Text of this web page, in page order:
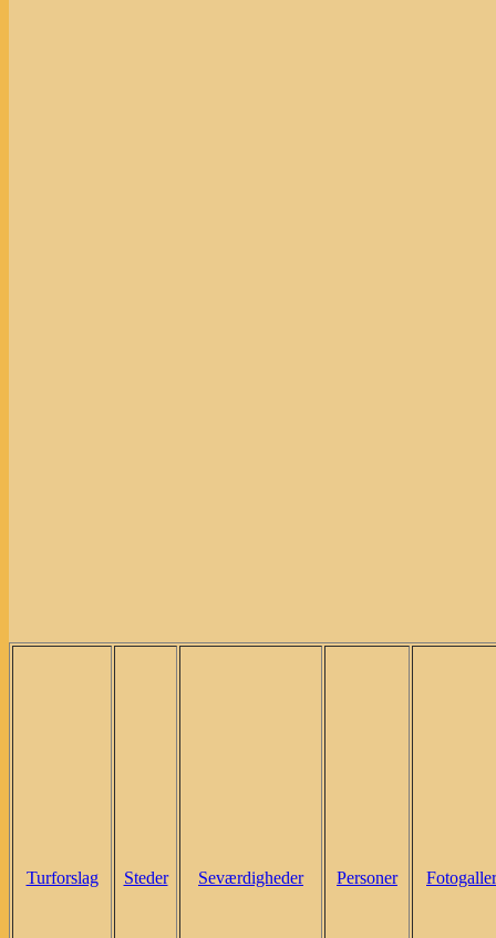
Turforslag Steder Seværdigheder Personer